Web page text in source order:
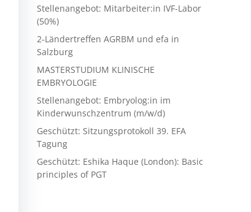
Stellenangebot: Mitarbeiter:in IVF-Labor
(50%)
2‑Ländertreffen AGRBM und efa in
Salzburg
MASTERSTUDIUM KLINISCHE
EMBRYOLOGIE
Stellenangebot: Embryolog:in im
Kinderwunschzentrum (m/w/d)
Geschützt: Sitzungsprotokoll 39. EFA
Tagung
Geschützt: Eshika Haque (London): Basic
principles of PGT